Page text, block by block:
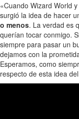
«Cuando Wizard World
surgió la idea de hacer
o menos. La verdad es
querían tocar conmigo.
siempre para pasar un
dejamos con la
Esperamos, como
respecto de esta idea